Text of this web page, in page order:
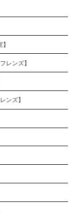
レンズ】
ンズ】